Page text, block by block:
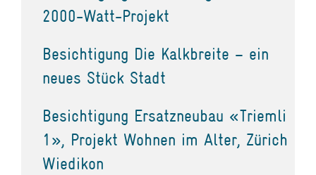
2000-Watt-Projekt
Besichtigung Die Kalkbreite – ein
neues Stück Stadt
Besichtigung Ersatzneubau «Triemli
1», Projekt Wohnen im Alter, Zürich
Wiedikon